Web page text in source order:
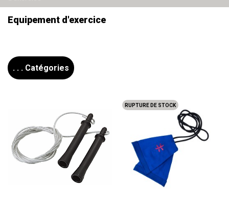
Equipement d'exercice
. . . Catégories
RUPTURE DE STOCK